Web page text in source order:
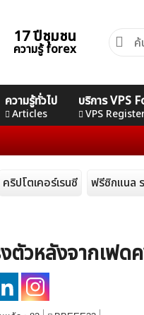
17 ปีชุมชน
ความรู้ forex
ค้นหา
สำหรับ:
ความรู้ทั่วไป
Articles
บริการ VPS
VPS
คอร์ส
Professional
คริปโตเคอร์เรนซี ฟรีซิกแนล
ตัวหลังจากเฟด